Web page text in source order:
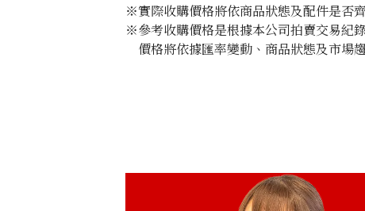
※實際收購價格將依商品狀態及配件是否
※參考收購價格是根據本公司拍賣交易紀
價格將依據匯率變動、商品狀態及市場